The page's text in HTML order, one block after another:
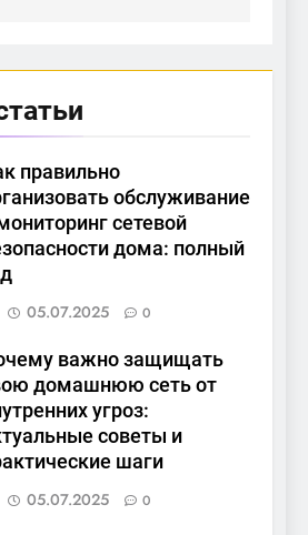
правильно
обслуживание
сетевой
дома: полный
05.07.2025
0
важно защищать
домашнюю сеть от
угроз:
советы и
шаги
05.07.2025
0